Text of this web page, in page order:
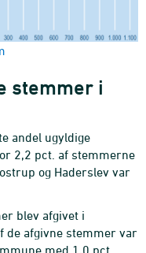
stemmer i
andel ugyldige
2,2 pct. af stemmerne
og Haderslev var
blev afgivet i
de afgivne stemmer var
med 1,0 pct.